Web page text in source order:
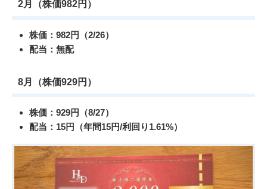
2月（株価982円）
株価：982円（2/26）
配当：無配
8月（株価929円）
株価：929円（8/27）
配当：15円（年間15円/利回り1.61%）